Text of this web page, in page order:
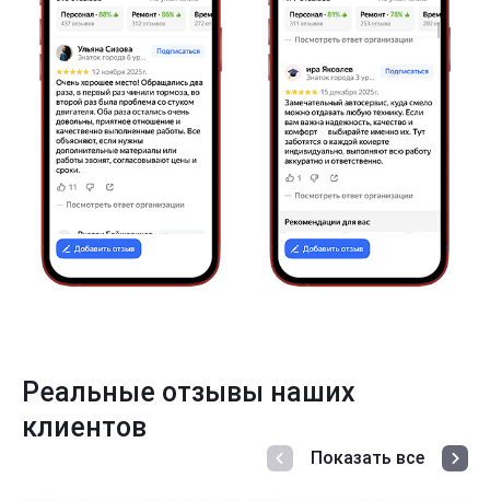
Реальные отзывы наших
клиентов
Показать все